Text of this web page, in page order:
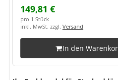
149,81 €
pro 1 Stück
inkl. MwSt. zzgl. Versand
In den